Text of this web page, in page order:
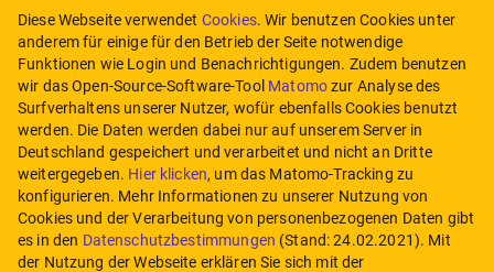
Diese Webseite verwendet Cookies. Wir benutzen Cookies unter
anderem für einige für den Betrieb der Seite notwendige
Funktionen wie Login und Benachrichtigungen. Zudem benutzen
wir das Open-Source-Software-Tool Matomozur Analyse des
Surfverhaltens unserer Nutzer, wofür ebenfalls Cookies benutzt
werden. Die Daten werden dabei nur auf unserem Server in
Deutschland gespeichert und verarbeitet und nicht an Dritte
weitergegeben. Hier klicken, um das Matomo-Tracking zu
konfigurieren. Mehr Informationen zu unserer Nutzung von
Cookies und der Verarbeitung von personenbezogenen Daten gibt
es in den Datenschutzbestimmungen (Stand:24.02.2021). Mit
der Nutzung der Webseite erklären Sie sich mit der